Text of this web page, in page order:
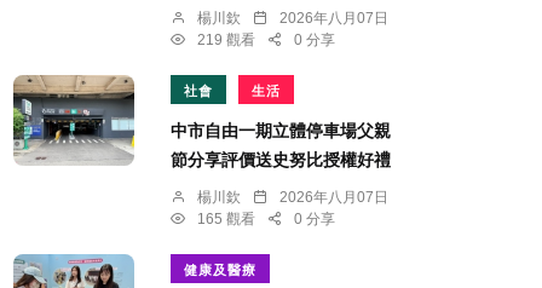
楊川欽
2026年八月07日
219 觀看
0 分享
社會 生活
中市自由一期立體停車場父親
節分享評價送史努比授權好禮
楊川欽
2026年八月07日
165 觀看
0 分享
健康及醫療